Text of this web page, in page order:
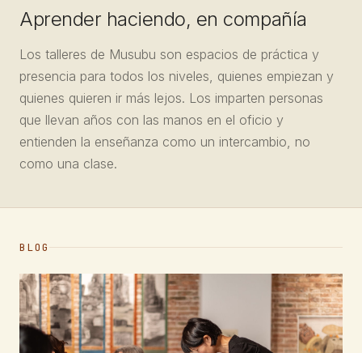
Aprender haciendo, en compañía
Los talleres de Musubu son espacios de práctica y
presencia para todos los niveles, quienes empiezan y
quienes quieren ir más lejos. Los imparten personas
que llevan años con las manos en el oficio y
entienden la enseñanza como un intercambio, no
como una clase.
BLOG